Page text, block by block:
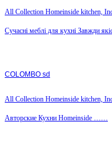
All Collection Homeinside kitchen,
Сучасні меблі для кухні Завжди
COLOMBO sd
All Collection Homeinside kitchen,
Авторские Кухни Homeinside ……